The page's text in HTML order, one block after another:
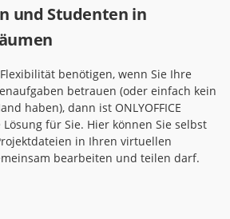
und Studenten in
benötigen, wenn Sie Ihre
betrauen (oder einfach kein
haben), dann ist ONLYOFFICE
für Sie. Hier können Sie selbst
in Ihren virtuellen
bearbeiten und teilen darf.